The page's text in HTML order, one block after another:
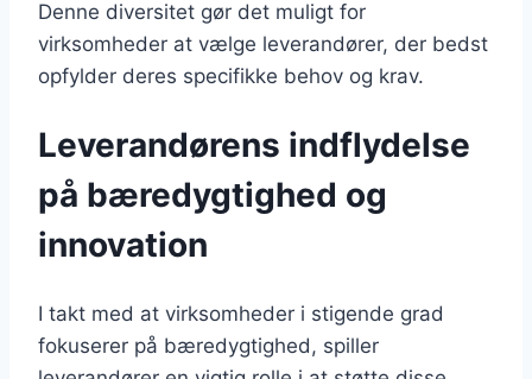
Denne diversitet gør det muligt for
virksomheder at vælge leverandører, der bedst
opfylder deres specifikke behov og krav.
Leverandørens indflydelse
på bæredygtighed og
innovation
I takt med at virksomheder i stigende grad
fokuserer på bæredygtighed, spiller